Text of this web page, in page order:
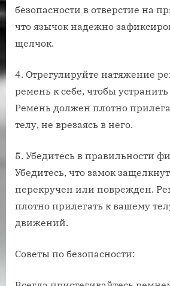
безопасности в отверстие на
что язычок надежно
щелчок.
4. Отрегулируйте натяжение
ремень к себе, чтобы
Ремень должен плотно
телу, не врезаясь в него.
5. Убедитесь в правильности
Убедитесь, что замок
перекручен или поврежден.
плотно прилегать к вашему
движений.
Советы по безопасности: